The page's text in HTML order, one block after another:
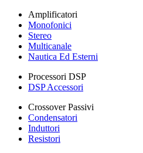
Amplificatori
Monofonici
Stereo
Multicanale
Nautica Ed Esterni
Processori DSP
DSP Accessori
Crossover Passivi
Condensatori
Induttori
Resistori